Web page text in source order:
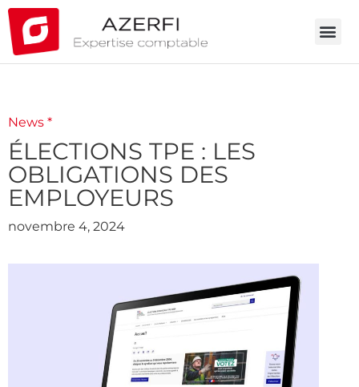
News *
ÉLECTIONS TPE : LES
OBLIGATIONS DES
EMPLOYEURS
novembre 4, 2024